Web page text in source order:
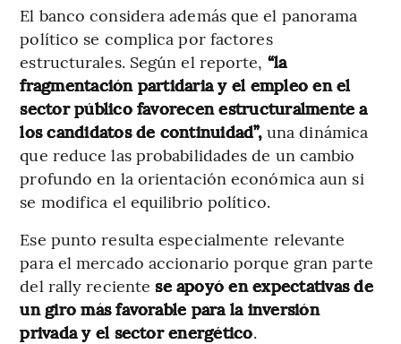
El banco considera además que el panorama
político se complica por factores
estructurales. Según el reporte, “la
fragmentación partidaria y el empleo en el
sector público favorecen estructuralmente a
los candidatos de continuidad”,una dinámica
que reduce las probabilidades de un cambio
profundo en la orientación económica aun si
se modifica el equilibrio político.
Ese punto resulta especialmente relevante
para el mercado accionario porque gran parte
del rally recientese apoyó en expectativas de
un giro más favorable para la inversión
privada y el sector energético.